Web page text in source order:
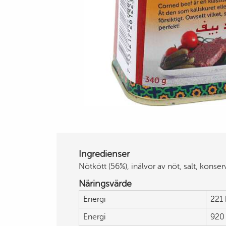
Ingredienser
Nötkött (56%), inälvor av nöt, salt,
Näringsvärde
Energi
221
Energi
920